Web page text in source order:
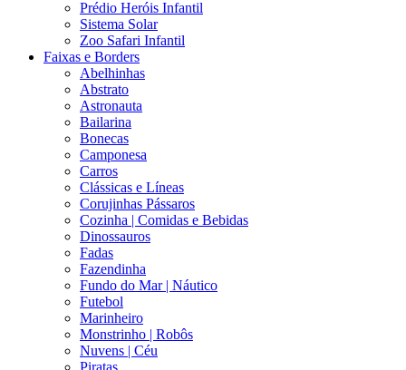
Prédio Heróis Infantil
Sistema Solar
Zoo Safari Infantil
Faixas e Borders
Abelhinhas
Abstrato
Astronauta
Bailarina
Bonecas
Camponesa
Carros
Clássicas e Líneas
Corujinhas Pássaros
Cozinha | Comidas e Bebidas
Dinossauros
Fadas
Fazendinha
Fundo do Mar | Náutico
Futebol
Marinheiro
Monstrinho | Robôs
Nuvens | Céu
Piratas